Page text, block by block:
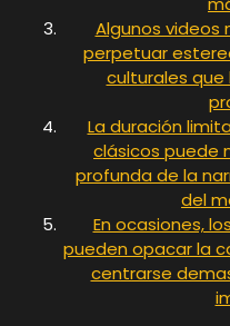
Algunos videos
perpetuar
culturales que
La duración
clásicos puede
profunda de la
del
En ocasiones,
pueden opacar la
centrarse